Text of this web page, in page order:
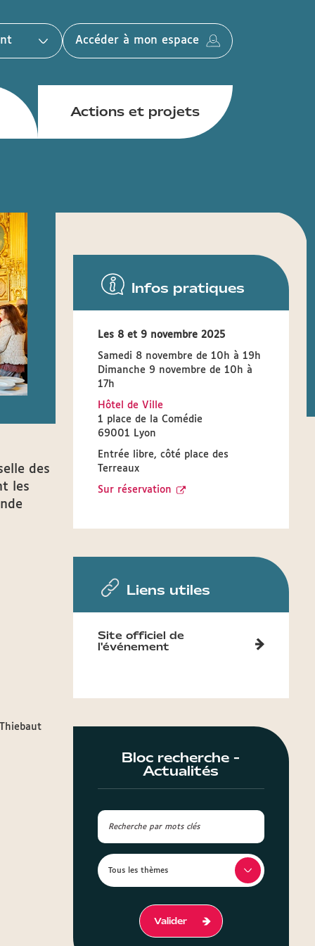
Accéder à mon espace
Actions et projets
des
les
Infos pratiques
Les 8 et 9 novembre 2025
Samedi 8 novembre de 10h à 19h
Dimanche 9 novembre de 10h à
17h
Hôtel de Ville
1 place de la Comédie
69001 Lyon
Entrée libre, côté place des
Terreaux
Sur réservation
Liens utiles
Site officiel de
l'événement
Bloc recherche -
Actualités
Valider